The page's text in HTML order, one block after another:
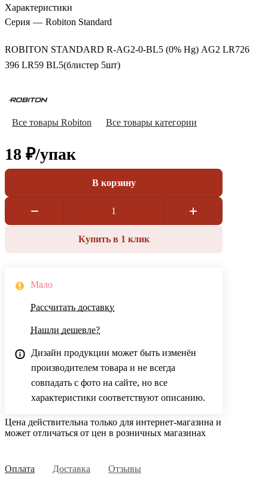
Характеристики
Серия — Robiton Standard
ROBITON STANDARD R-AG2-0-BL5 (0% Hg) AG2 LR726
396 LR59 BL5(блистер 5шт)
Все товары Robiton Все товары категории
18 ₽/упак
В корзину
Купить в 1 клик
Мало
Рассчитать доставку
Нашли дешевле?
Дизайн продукции может быть изменён
производителем товара и не всегда
совпадать с фото на сайте, но все
характеристики соответствуют описанию.
Цена действительна только для интернет-магазина и
может отличаться от цен в розничных магазинах
Оплата Доставка Отзывы